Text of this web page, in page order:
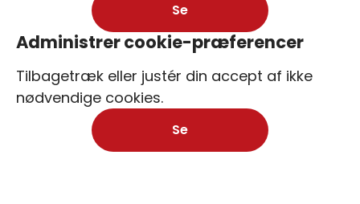
Se
Administrer cookie-præferencer
Tilbagetræk eller justér din accept af ikke
nødvendige cookies.
Se